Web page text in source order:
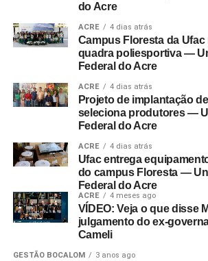
do Acre
ACRE 4 dias atrás
Campus Floresta da
quadra poliesportiva —
Federal do Acre
ACRE 4 dias atrás
Projeto de implantação
seleciona produtores —
Federal do Acre
ACRE 4 dias atrás
Ufac entrega
do campus Floresta —
Federal do Acre
ACRE 4 meses ago
VÍDEO: Veja o que disse
julgamento do ex-
Cameli
GESTÃO BOCALOM 3 anos ago